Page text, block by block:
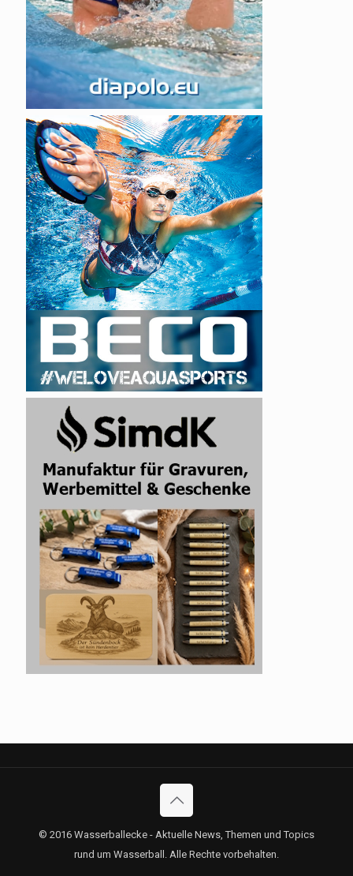
© 2016 Wasserballecke - Aktuelle News, Themen und Topics
rund um Wasserball. Alle Rechte vorbehalten.